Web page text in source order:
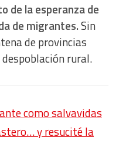
de la esperanza de
de migrantes.Sin
de provincias
rural.
como salvavidas
y resucité la